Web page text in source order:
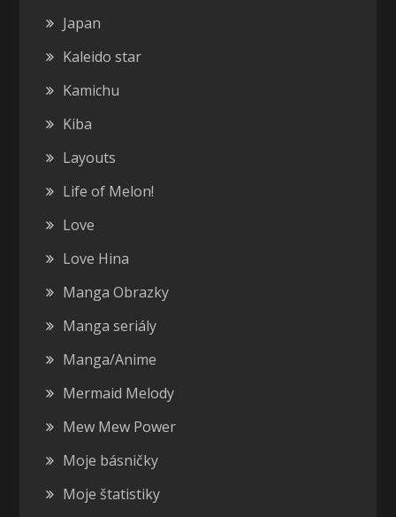
Japan
Kaleido star
Kamichu
Kiba
Layouts
Life of Melon!
Love
Love Hina
Manga Obrazky
Manga seriály
Manga/Anime
Mermaid Melody
Mew Mew Power
Moje básničky
Moje štatistiky